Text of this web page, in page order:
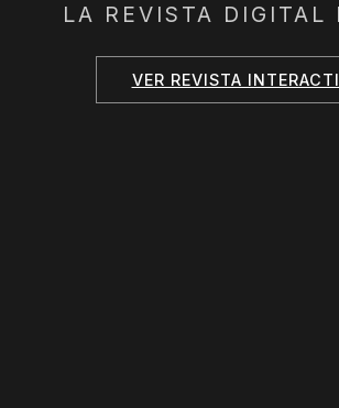
LA REVISTA DIGITAL
VER REVISTA